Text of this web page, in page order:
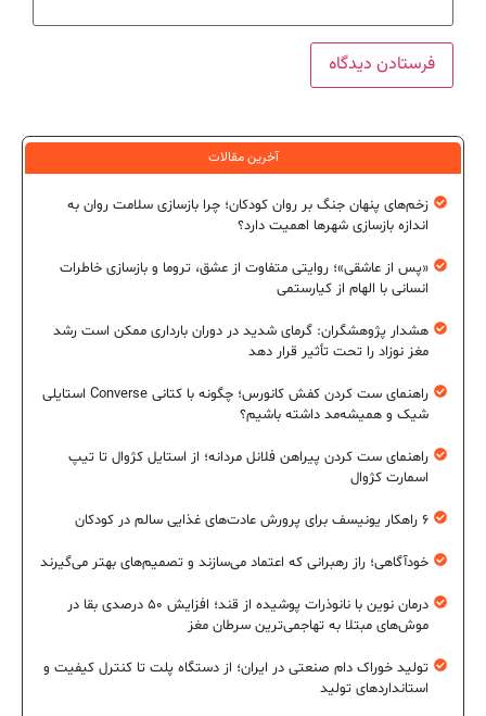
آخرین مقالات
زخم‌های پنهان جنگ بر روان کودکان؛ چرا بازسازی سلامت روان به
اندازه بازسازی شهرها اهمیت دارد؟
«پس از عاشقی»؛ روایتی متفاوت از عشق، تروما و بازسازی خاطرات
انسانی با الهام از کیارستمی
هشدار پژوهشگران: گرمای شدید در دوران بارداری ممکن است رشد
مغز نوزاد را تحت تأثیر قرار دهد
راهنمای ست کردن کفش کانورس؛ چگونه با کتانی Converse استایلی
شیک و همیشه‌مد داشته باشیم؟
راهنمای ست کردن پیراهن فلانل مردانه؛ از استایل کژوال تا تیپ
اسمارت کژوال
۶ راهکار یونیسف برای پرورش عادت‌های غذایی سالم در کودکان
خودآگاهی؛ راز رهبرانی که اعتماد می‌سازند و تصمیم‌های بهتر می‌گیرند
درمان نوین با نانوذرات پوشیده از قند؛ افزایش ۵۰ درصدی بقا در
موش‌های مبتلا به تهاجمی‌ترین سرطان مغز
تولید خوراک دام صنعتی در ایران؛ از دستگاه پلت تا کنترل کیفیت و
استانداردهای تولید